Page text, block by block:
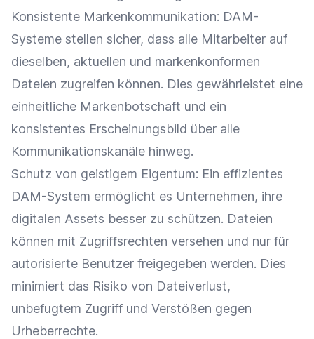
Konsistente Markenkommunikation: DAM-
Systeme stellen sicher, dass alle Mitarbeiter auf
dieselben, aktuellen und markenkonformen
Dateien zugreifen können. Dies gewährleistet eine
einheitliche Markenbotschaft und ein
konsistentes Erscheinungsbild über alle
Kommunikationskanäle hinweg.
Schutz von geistigem Eigentum: Ein effizientes
DAM-System ermöglicht es Unternehmen, ihre
digitalen Assets besser zu schützen. Dateien
können mit Zugriffsrechten versehen und nur für
autorisierte Benutzer freigegeben werden. Dies
minimiert das Risiko von Dateiverlust,
unbefugtem Zugriff und Verstößen gegen
Urheberrechte.